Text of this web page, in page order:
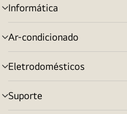
Informática
alternar
menu
Ar-condicionado
alternar
menu
Eletrodomésticos
alternar
menu
Suporte
alternar
menu